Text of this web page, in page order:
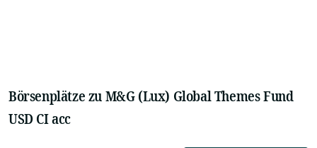
Börsenplätze zu M&G (Lux) Global Themes Fund
USD CI acc